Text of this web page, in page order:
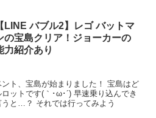
【LINE バブル2】レゴ バットマ
の宝島クリア！ジョーカーの
力紹介あり
ト、宝島が始まりました！ 宝島はど
ットです(｀･ω･´) 早速乗り込んでき
と…？ それでは行ってみよう